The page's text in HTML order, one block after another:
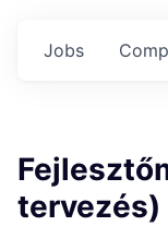
Jobs
tervezés)